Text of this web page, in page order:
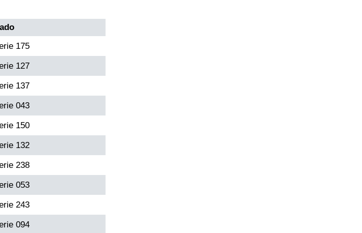
175
127
137
043
150
132
238
053
243
094